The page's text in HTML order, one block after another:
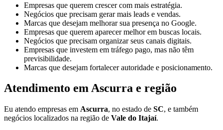
Empresas que querem crescer com mais estratégia.
Negócios que precisam gerar mais leads e vendas.
Marcas que desejam melhorar sua presença no Google.
Empresas que querem aparecer melhor em buscas locais.
Negócios que precisam organizar seus canais digitais.
Empresas que investem em tráfego pago, mas não têm
previsibilidade.
Marcas que desejam fortalecer autoridade e posicionamento.
Atendimento em Ascurra e região
Eu atendo empresas em Ascurra, no estado de SC, e também
negócios localizados na região de Vale do Itajaí.